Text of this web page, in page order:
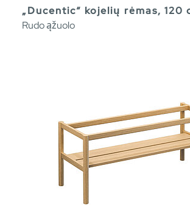
„Ducentic“ kojelių rėmas, 120
Rudo ąžuolo